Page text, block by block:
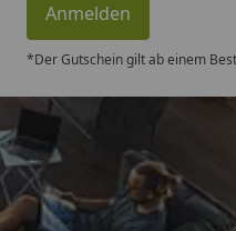
Anmelden
*Der Gutschein gilt ab einem